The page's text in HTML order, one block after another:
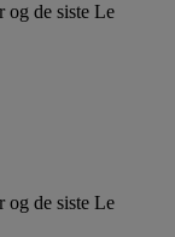
og de siste Le
og de siste Le